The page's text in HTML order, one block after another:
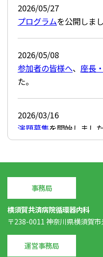
2026/05/27
プログラムを公開しまし
2026/05/08
参加者の皆様へ、 座長
た。
2026/03/16
演題募集を開始しました
2026/03/06
演題募集を公開しました
2025/12/02
当番世話人挨拶を公開
事務局
横須賀共済病院循環器内科
〒238-0011 神奈川県横須賀
運営事務局